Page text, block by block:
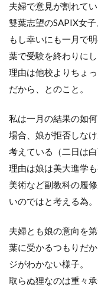
夫婦で意見が割れてい
雙葉志望のSAPIX女子
もし幸いにも一月で
葉で受験を終わりにし
理由は他校よりちょ
だから、とのこと。
私は一月の結果の如
場合、娘が拒否しな
考えている（二日は
理由は娘は美大進学
美術など副教科の履
いのではと考える為。
夫婦とも娘の意向を
葉に受かるつもりだ
ジがわかない様子。
取らぬ狸なのは重々